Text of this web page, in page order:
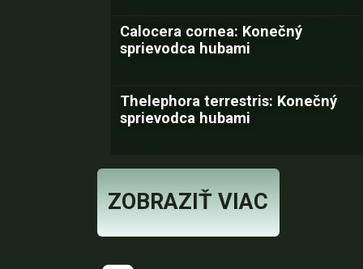
Calocera cornea: Konečný
sprievodca hubami
Thelephora terrestris: Konečný
sprievodca hubami
ZOBRAZIŤ VIAC